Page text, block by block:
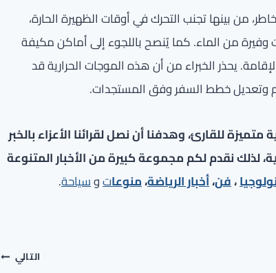
من بينها تجنب التحرك في أوقات الظهيرة الحارة،
من الماء. كما يُنصح باللجوء إلى أماكن مكيفة
يحذر الخبراء من أن هذه الموجات الحرارية قد
وتعديل خطط السفر وفق المستجدات.
للقارئ، وهدفنا أن نصل لقرائنا الأعزاء بالخبر
لذلك نقدم لكم مجموعة كبيرة من الأخبار المتنوعة
،فن،أخبار الرياضة،منوعاتوسياحة.
التالي